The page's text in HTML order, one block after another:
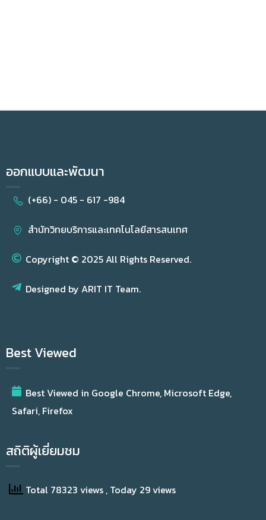
ออกแบบและพัฒนา
(+66) - 045 - 617 -984
สำนักวิทยบริการและเทคโนโลยีสารสนเทศ
Copyright © 2025 All Rights Reserved.
Designed by ARIT IT Team.
Best Viewed
Best Viewed in Google Chrome, Microsoft Edge,
Safari, Firefox
สถิติผู้เยี่ยมชม
Total 78323 views , Today 29 views